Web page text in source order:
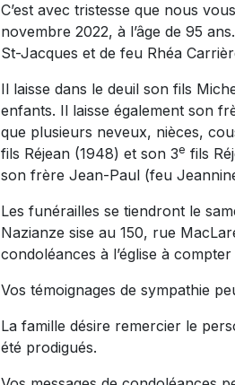
C’est avec tristesse que nous
novembre 2022, à l’âge de 95
St-Jacques et de feu Rhéa
Il laisse dans le deuil son fils
enfants. Il laisse également son
que plusieurs neveux, nièces,
fils Réjean (1948) et son 3e fils
son frère Jean-Paul (feu
Les funérailles se tiendront le
Nazianze sise au 150, rue
condoléances à l’église à
Vos témoignages de sympathie
La famille désire remercier le
été prodigués.